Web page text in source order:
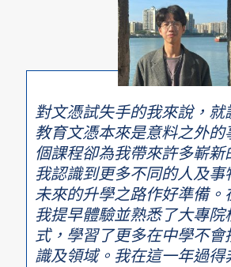
對文憑試失手的我來說，就
教育文憑本來是意料之外的
個課程卻為我帶來許多嶄新
我認識到更多不同的人及事
未來的升學之路作好準備。
我提早體驗並熟悉了大專院
式，學習了更多在中學不會
識及領域。我在這一年過得